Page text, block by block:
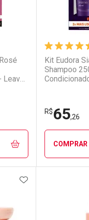
FECHAR
FECHAR
Kit Eudora
Shampoo
R$65,26
COMPRAR
Por
ADICIONAR AOS